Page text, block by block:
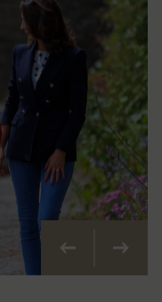
Précédent